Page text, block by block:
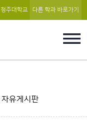
청주대학교 다른 학과 바로가기
자유게시판